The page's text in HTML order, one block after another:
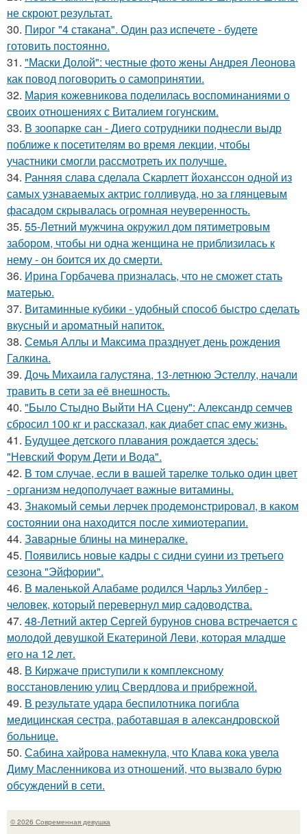
не скроют результат.
30. Пирог "4 стaкана". Один раз испечете - будете
готовить постоянно.
31. "Маски Долой": честные фото жены Андрея Леонова
как повод поговорить о самопринятии.
32. Мария кожевникова поделилась воспоминаниями о
своих отношениях с Виталием гогунским.
33. В зоопарке сан - Диего сотрудники поднесли выдр
поближе к посетителям во время лекции, чтобы
участники смогли рассмотреть их получше.
34. Ранняя слава сделала Скарлетт йоханссон одной из
самых узнаваемых актрис голливуда, но за глянцевым
фасадом скрывалась огромная неуверенность.
35. 55-Летний мужчина окружил дом пятиметровым
забором, чтобы ни одна женщина не приблизилась к
нему - он боится их до смерти.
36. Ирина Горбачева призналась, что не сможет стать
матерью.
37. Витаминные кубики - удобный способ быстро сделать
вкусный и ароматный напиток.
38. Семья Аллы и Максима празднует день рождения
Галкина.
39. Дочь Михаила галустяна, 13-летнюю Эстеллу, начали
травить в сети за её внешность.
40. "Было Стыдно Выйти НА Сцену": Александр семчев
сбросил 100 кг и рассказал, как диабет спас ему жизнь.
41. Будущее детского плавания рождается здесь:
"Невский Форум Дети и Вода".
42. В том случае, если в вашей тарелке только один цвет
- организм недополучает важные витамины.
43. Знакомый семьи лерчек продемонстрировал, в каком
состоянии она находится после химиотерапии.
44. Заварные блины на минералке.
45. Появились новые кадры с сидни суини из третьего
сезона "Эйфории".
46. В маленькой Алабаме родился Чарльз Уилбер -
человек, который перевернул мир садоводства.
47. 48-Летний актер Сергей бурунов снова встречается с
молодой девушкой Екатериной Леви, которая младше
его на 12 лет.
48. В Киржаче приступили к комплексному
восстановлению улиц Свердлова и прибрежной.
49. В результате удара беспилотника погибла
медицинская сестра, работавшая в александровской
больнице.
50. Сабина хайрова намекнула, что Клава кока увела
Диму Масленникова из отношений, что вызвало бурю
обсуждений в сети.
© 2026 Современная девушка